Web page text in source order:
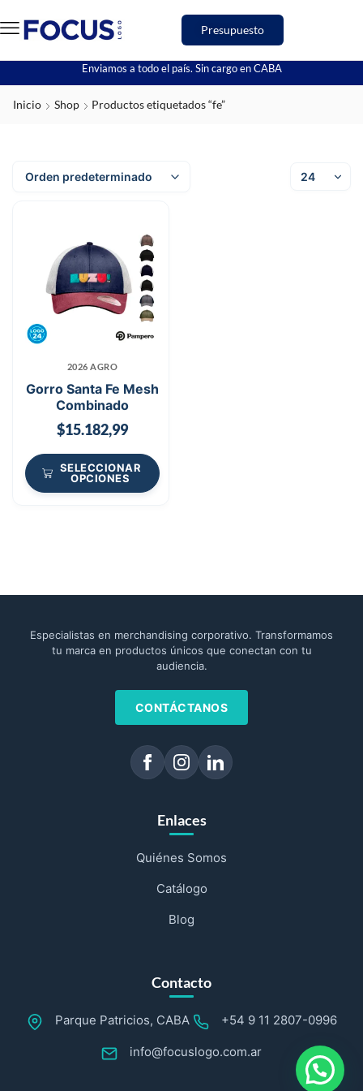
Presupuesto
Enviamos a todo el país. Sin cargo en CABA
Inicio Shop Productos etiquetados “fe”
2026 AGRO
Gorro Santa Fe Mesh
Combinado
$15.182,99
SELECCIONAR
OPCIONES
Especialistas en merchandising corporativo. Transformamos
tu marca en productos únicos que conectan con tu
audiencia.
CONTÁCTANOS
Enlaces
Quiénes Somos
Catálogo
Blog
Contacto
Parque Patricios, CABA +54 9 11 2807-0996
info@focuslogo.com.ar